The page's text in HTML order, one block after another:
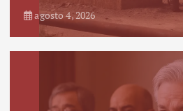
agosto 4, 2026